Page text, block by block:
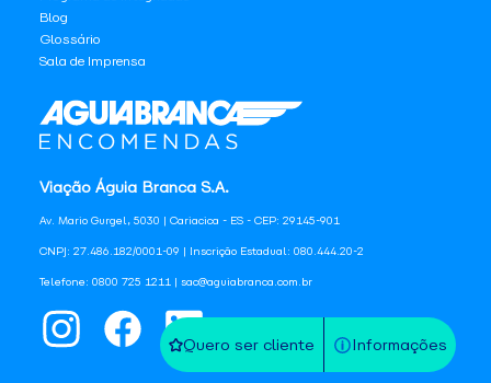
Quero ser cliente Informações
Viação Águia Branca S.A.
Av. Mario Gurgel, 5030 | Cariacica - ES - CEP: 29145-901
CNPJ: 27.486.182/0001-09 | Inscrição Estadual: 080.444.20-2
Telefone: 0800 725 1211 | sac@aguiabranca.com.br
Blog
Glossário
Sala de Imprensa